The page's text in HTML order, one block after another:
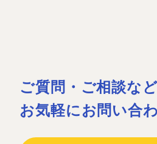
ご質問・ご相談な
お気軽にお問い合